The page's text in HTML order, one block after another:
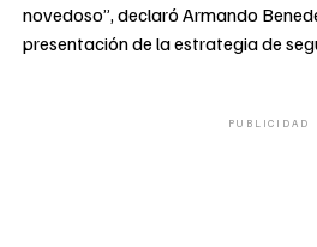
novedoso”, declaró Armando
presentación de la estrategia de
PUBLICIDAD